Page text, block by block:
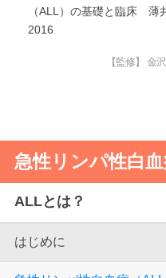
（ALL）の基礎と臨床 薄
2016
【監修】 金
急性リンパ性白血
ALLとは？
はじめに